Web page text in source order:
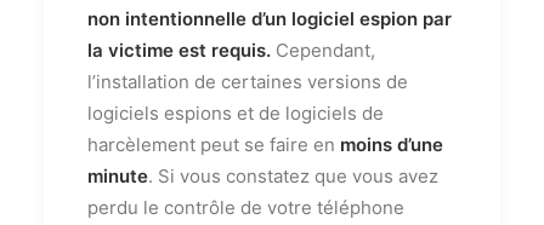
non intentionnelle d’un logiciel espion par
la victime est requis. Cependant,
l’installation de certaines versions de
logiciels espions et de logiciels de
harcèlement peut se faire en moins d’une
minute. Si vous constatez que vous avez
perdu le contrôle de votre téléphone